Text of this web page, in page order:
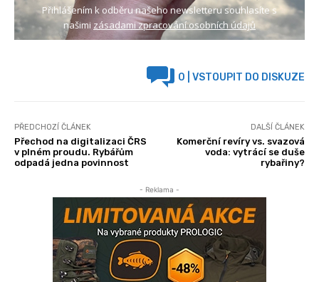
Přihlášením k odběru našeho newsletteru souhlasíte s
našimi zásadami zpracování osobních údajů
0 | VSTOUPIT DO DISKUZE
PŘEDCHOZÍ ČLÁNEK
Přechod na digitalizaci ČRS
v plném proudu. Rybářům
odpadá jedna povinnost
DALŠÍ ČLÁNEK
Komerční revíry vs. svazová
voda: vytrácí se duše
rybařiny?
- Reklama -